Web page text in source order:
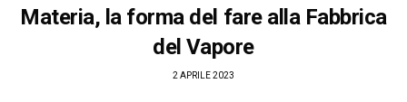
Materia, la forma del fare alla Fabbrica
del Vapore
2 APRILE 2023